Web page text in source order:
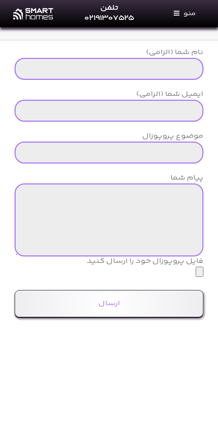
content
تلفن
۰۲۱۹۱۳۰۷۵۲۵
منو
خانه های هوشمند
خدمات ما
فروشگاه
مجله خانه‌های هوشمند
پرتال نمایندگان
تماس با ما
درباره ما
نام شما (الزامی)
ایمیل شما (الزامی)
موضوع پروپوزال
پیام شما
فایل پروپوزال خود را ارسال کنید